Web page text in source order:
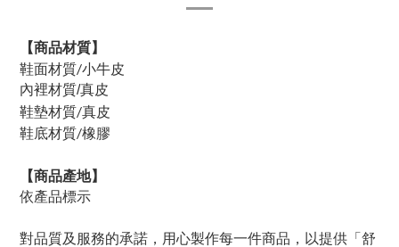
【商品材質】
鞋面材質/小牛皮
內裡材質/真皮
鞋墊材質/真皮
鞋底材質/橡膠
【商品產地】
依產品標示
對品質及服務的承諾，用心製作每一件商品，以提供「舒